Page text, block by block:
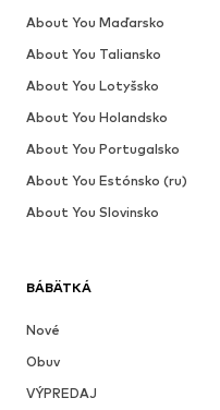
BÁBÄTKÁ
Nové
Obuv
VÝPREDAJ
About You Maďarsko
About You Taliansko
About You Lotyšsko
About You Holandsko
About You Portugalsko
About You Estónsko (ru)
About You Slovinsko